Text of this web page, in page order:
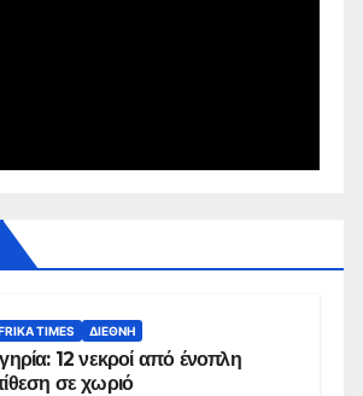
TIMES ΔΙΕΘΝΉ
12 νεκροί από ένοπλη
σε χωριό